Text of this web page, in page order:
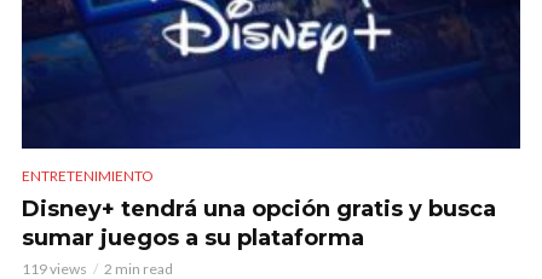
ENTRETENIMIENTO
Disney+ tendrá una opción gratis y busca
sumar juegos a su plataforma
119 views 2 min read